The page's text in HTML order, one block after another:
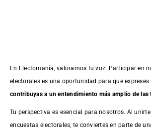
En Electomanía, valoramos tu voz. Participar en
electorales es una oportunidad para que
contribuyas a un entendimiento más amplio de
Tu perspectiva es esencial para nosotros. Al
encuestas electorales, te conviertes en parte de